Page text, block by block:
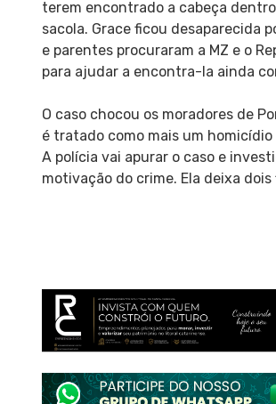
terem encontrado a cabeça
sacola. Grace ficou desaparecida
e parentes procuraram a MZ e o
para ajudar a encontra-la ainda
O caso chocou os moradores de
é tratado como mais um homicídio
A polícia vai apurar o caso e
motivação do crime. Ela deixa dois